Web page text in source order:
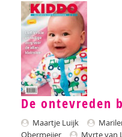
Marijke Adema
Ilse Aerden
Pauline van Aken
Evelyn Akkermans
De ontevreden
Maartje Luijk
Obermeijer
Myrte van